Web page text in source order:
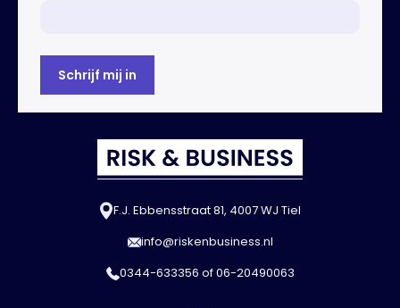
F.J. Ebbensstraat 81, 4007 WJ Tiel
info@riskenbusiness.nl
0344-633356 of06-20490063